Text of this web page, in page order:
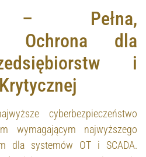
– Pełna,
Ochrona dla
i
cyberbezpieczeństwo
wymagającym najwyższego
dla systemów OT i SCADA.